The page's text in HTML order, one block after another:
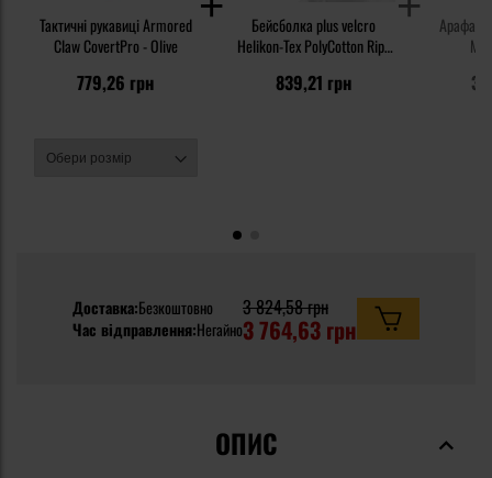
Тактичні рукавиці Armored
Claw CovertPro - Olive
779,26 грн
Бейсболка plus velcro
Helikon-Tex PolyCotton Rip-
Woodland
839,21 грн
Доставка:Безкоштовно
Час відправлення:Негайно
3 824,58 грн
3 764,63 грн
ОПИС